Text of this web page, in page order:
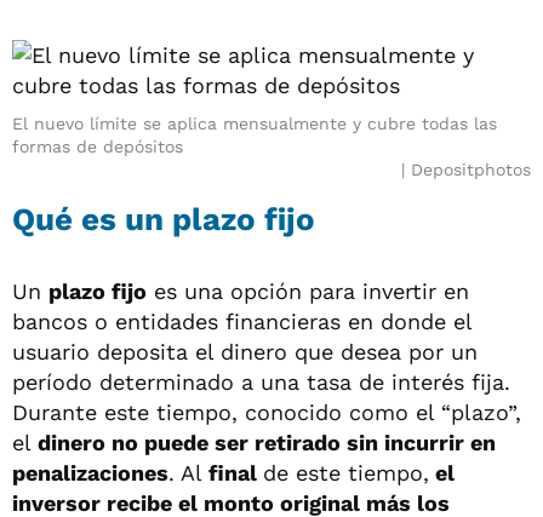
El nuevo límite se aplica mensualmente y cubre todas las
formas de depósitos
Depositphotos
Qué es un plazo fijo
Un plazo fijo es una opción para invertir en
bancos o entidades financieras en donde el
usuario deposita el dinero que desea por un
período determinado a una tasa de interés fija.
Durante este tiempo, conocido como el “plazo”,
el dinero no puede ser retirado sin incurrir en
penalizaciones. Al final de este tiempo, el
inversor recibe el monto original más los